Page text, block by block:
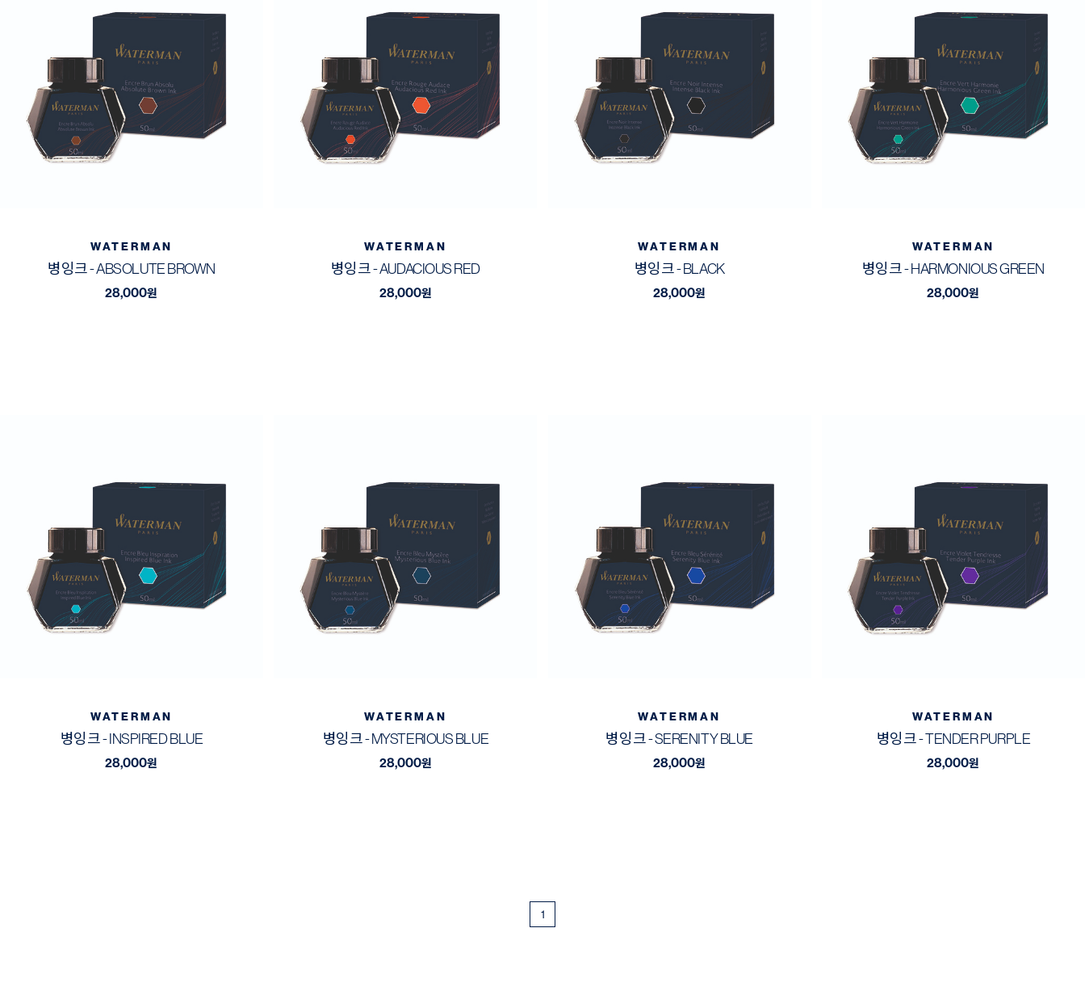
WATERMAN
병잉크 - ABSOLUTE BROWN
28,000원
WATERMAN
병잉크 - AUDACIOUS RED
28,000원
WATERMAN
병잉크 - BLACK
28,000원
WATERMAN
병잉크 - HARMONIOUS GREEN
28,000원
WATERMAN
병잉크 - INSPIRED BLUE
28,000원
WATERMAN
병잉크 - MYSTERIOUS BLUE
28,000원
WATERMAN
병잉크 - SERENITY BLUE
28,000원
WATERMAN
병잉크 - TENDER PURPLE
28,000원
1